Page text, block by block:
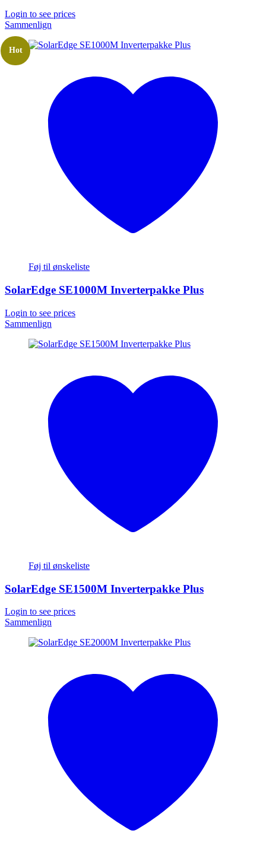
Login to see prices
Sammenlign
Hot
Føj til ønskeliste
SolarEdge SE1000M Inverterpakke Plus
Login to see prices
Sammenlign
Føj til ønskeliste
SolarEdge SE1500M Inverterpakke Plus
Login to see prices
Sammenlign